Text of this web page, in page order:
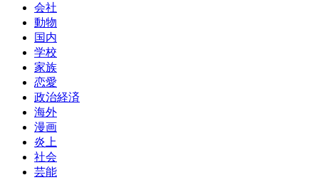
会社
動物
国内
学校
家族
恋愛
政治経済
海外
漫画
炎上
社会
芸能